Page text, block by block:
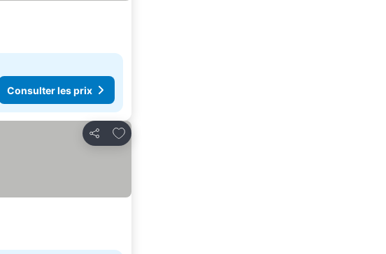
Consulter les prix
Partager
Ajouter à mes favoris